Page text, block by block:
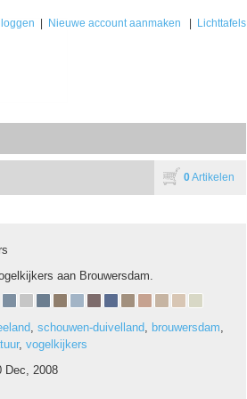
Nieuwe account aanmaken Lichttafels
0Artikelen
aan Brouwersdam.
, schouwen-duivelland, brouwersdam,
, vogelkijkers
Dec, 2008